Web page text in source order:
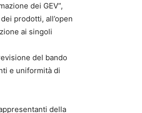
dei GEV”,
prodotti, all’open
ai singoli
del bando
e uniformità di
della